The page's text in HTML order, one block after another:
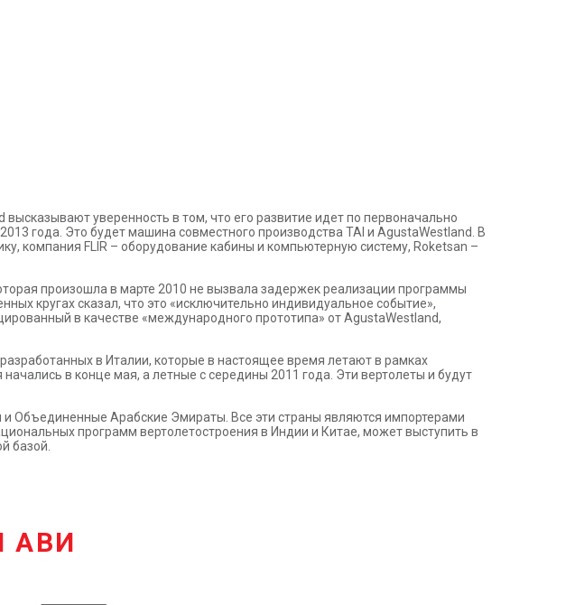
уверенность в том, что его развитие идет по первоначально
года. Это будет машина совместного производства TAI и AgustaWestland. В
компания FLIR – оборудование кабины и компьютерную систему, Roketsan –
произошла в марте 2010 не вызвала задержек реализации программы
кругах сказал, что это «исключительно индивидуальное событие»,
в качестве «международного прототипа» от AgustaWestland,
в Италии, которые в настоящее время летают в рамках
в конце мая, а летные с середины 2011 года. Эти вертолеты и будут
Объединенные Арабские Эмираты. Все эти страны являются импортерами
программ вертолетостроения в Индии и Китае, может выступить в
базой.
АВИ